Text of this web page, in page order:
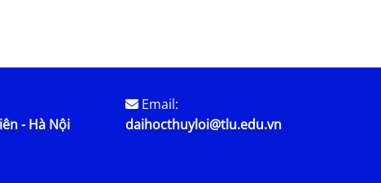
- Hà Nội
Email:
daihocthuyloi@tlu.edu.vn